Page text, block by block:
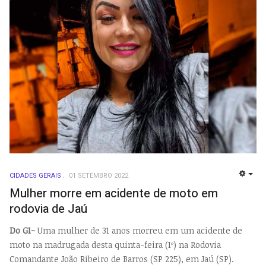
CIDADES GERAIS 01 SETEMBRO 2022
Mulher morre em acidente de moto em
rodovia de Jaú
Do G1- Uma mulher de 31 anos morreu em um acidente de
moto na madrugada desta quinta-feira (1º) na Rodovia
Comandante João Ribeiro de Barros (SP 225), em Jaú (SP).